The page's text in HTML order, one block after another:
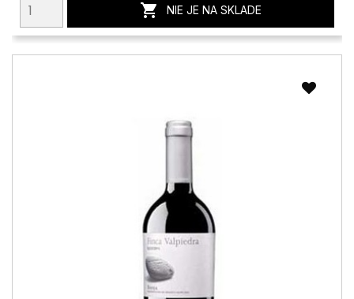
 NIE JE NA SKLADE